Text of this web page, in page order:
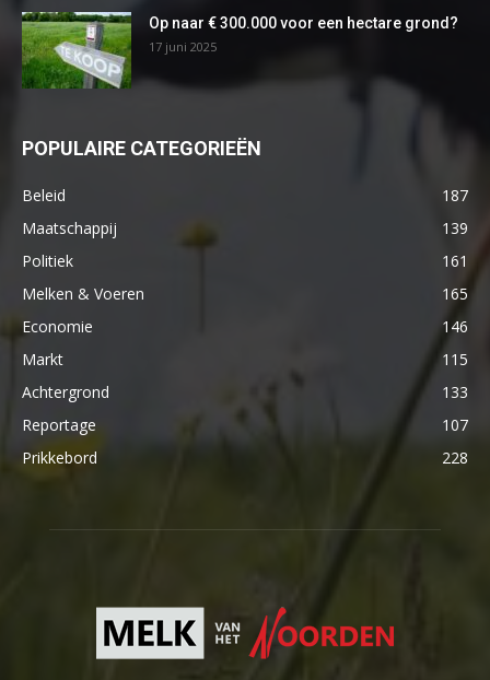
Op naar € 300.000 voor een hectare grond?
17 juni 2025
POPULAIRE CATEGORIEËN
Beleid
187
Maatschappij
139
Politiek
161
Melken & Voeren
165
Economie
146
Markt
115
Achtergrond
133
Reportage
107
Prikkebord
228